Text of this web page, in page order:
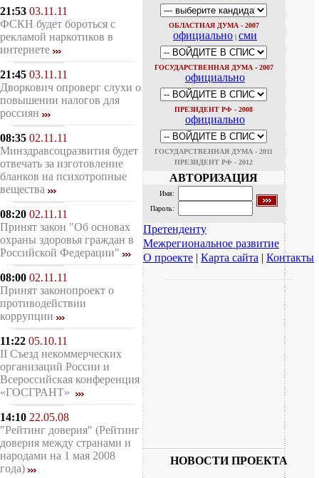
21:53 03.11.11
ФСКН будет бороться с
рекламой наркотиков в
интернете
21:45 03.11.11
Дворкович опроверг слухи о
повышении налогов для
россиян
08:35 02.11.11
Минздравсоцразвития будет
отвечать за изготовление
бланков на психотропные
вещества
08:20 02.11.11
Принят закон "Об основах
охраны здоровья граждан в
Российской Федерации"
08:00 02.11.11
Принят законопроект о
противодействии
коррупции
11:22 05.10.11
II Съезд некоммерческих
организаций России и
Всероссийская конференция
«ГОСГРАНТ»
14:10 22.05.08
"Рейтинг доверия" (Рейтинг
доверия между странами и
народами на 1 мая 2008
года)
ОБЛАСТНАЯ ДУМА - 2007
официально | сми
ГОСУДАРСТВЕННАЯ ДУМА - 2007
официально
ПРЕЗИДЕНТ РФ - 2008
официально
ГОСУДАРСТВЕННАЯ ДУМА - 2011
ПРЕЗИДЕНТ РФ - 2012
АВТОРИЗАЦИЯ
Имя:
Пароль:
Претенденту
Межрегиональное развитие
О проекте | Карта сайта | Контакты
НОВОСТИ ПРОЕКТА